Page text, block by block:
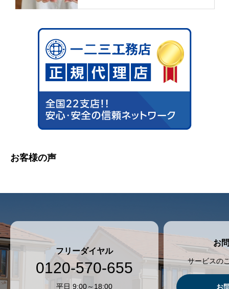
お客様の声
フリーダイヤル
0120-570-655
平日 9:00～18:00
お
サービスの
お